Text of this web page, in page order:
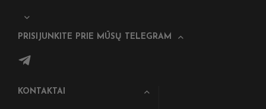
PRISIJUNKITE PRIE MŪSŲ TELEGRAM
KONTAKTAI